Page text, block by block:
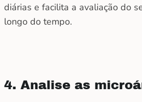
diárias e facilita a avaliação do
longo do tempo.
4. Analise as